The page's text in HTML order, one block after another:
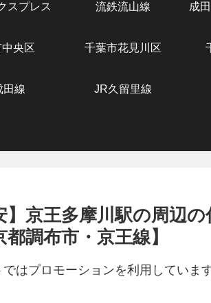
スプレス 流鉄流山線 成
央区 千葉市花見川区
田線 JR久留里線
】京王多摩川駅の周辺
都調布市・京王線】
ではプロモーションを利用していま